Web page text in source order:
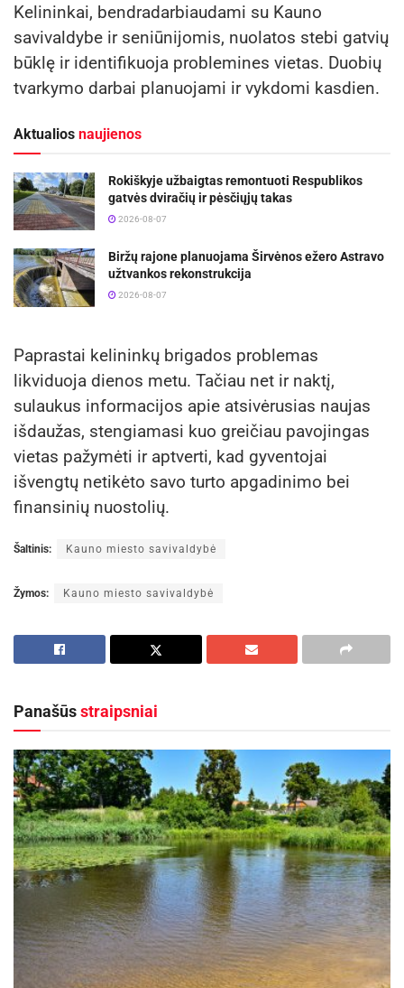
Kelininkai, bendradarbiaudami su Kauno
savivaldybe ir seniūnijomis, nuolatos stebi gatvių
būklę ir identifikuoja problemines vietas. Duobių
tvarkymo darbai planuojami ir vykdomi kasdien.
Aktualios naujienos
Rokiškyje užbaigtas remontuoti Respublikos
gatvės dviračių ir pėsčiųjų takas
2026-08-07
Biržų rajone planuojama Širvėnos ežero Astravo
užtvankos rekonstrukcija
2026-08-07
Paprastai kelininkų brigados problemas
likviduoja dienos metu. Tačiau net ir naktį,
sulaukus informacijos apie atsivėrusias naujas
išdaužas, stengiamasi kuo greičiau pavojingas
vietas pažymėti ir aptverti, kad gyventojai
išvengtų netikėto savo turto apgadinimo bei
finansinių nuostolių.
Šaltinis: Kauno miesto savivaldybė
Žymos: Kauno miesto savivaldybė
Panašūsstraipsniai